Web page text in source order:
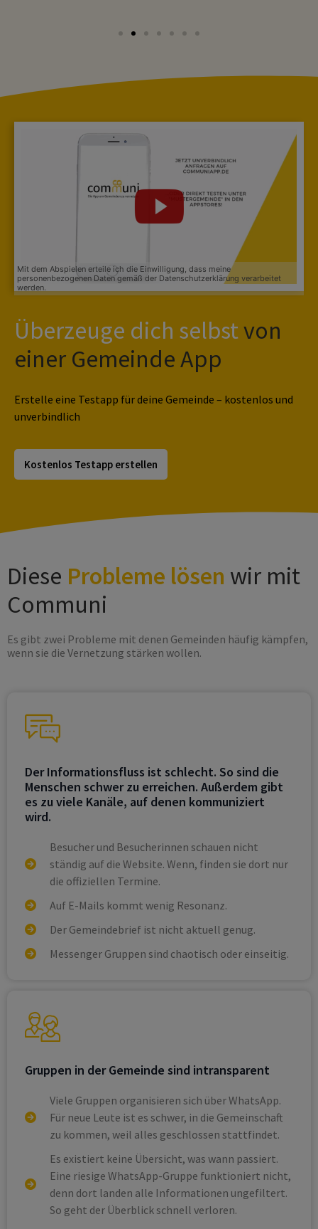
Überzeuge dich selbstvon
einer Gemeinde App
Erstelle eine Testapp für deine Gemeinde – kostenlos und
unverbindlich
Kostenlos Testapp erstellen
Diese Probleme lösen wir mit
Communi
Es gibt zwei Probleme mit denen Gemeinden häufig kämpfen,
wenn sie die Vernetzung stärken wollen.
Der Informationsfluss ist schlecht. So sind die
Menschen schwer zu erreichen. Außerdem gibt
es zu viele Kanäle, auf denen kommuniziert
wird.
Besucher und Besucherinnen schauen nicht
ständig auf die Website. Wenn, finden sie dort nur
die offiziellen Termine.
Auf E-Mails kommt wenig Resonanz.
Der Gemeindebrief ist nicht aktuell genug.
Messenger Gruppen sind chaotisch oder einseitig.
Gruppen in der Gemeinde sind intransparent
Viele Gruppen organisieren sich über WhatsApp.
Für neue Leute ist es schwer, in die Gemeinschaft
zu kommen, weil alles geschlossen stattfindet.
Es existiert keine Übersicht, was wann passiert.
Eine riesige WhatsApp-Gruppe funktioniert nicht,
denn dort landen alle Informationen ungefiltert.
So geht der Überblick schnell verloren.